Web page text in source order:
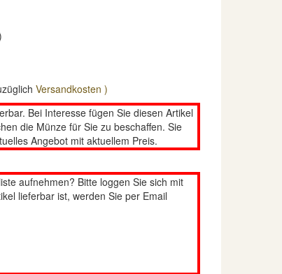
Versandkosten )
Bei Interesse fügen Sie diesen Artikel
die Münze für Sie zu beschaffen. Sie
Angebot mit aktuellem Preis.
aufnehmen? Bitte loggen Sie sich mit
lieferbar ist, werden Sie per Email